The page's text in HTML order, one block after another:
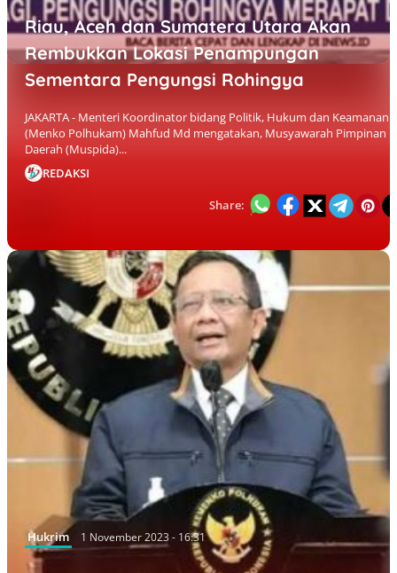
Riau, Aceh dan Sumatera Utara Akan
Rembukkan Lokasi Penampungan
Sementara Pengungsi Rohingya
JAKARTA - Menteri Koordinator bidang Politik, Hukum dan Keamanan
(Menko Polhukam) Mahfud Md mengatakan, Musyawarah Pimpinan
Daerah (Muspida)...
REDAKSI
Share:
Hukrim 1 November 2023 - 16:31